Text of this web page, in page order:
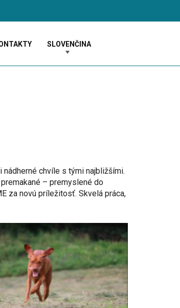
SLOVENČINA
chvíle s tými najbližšími.
– premyslené do
za novú príležitosť. Skvelá práca,